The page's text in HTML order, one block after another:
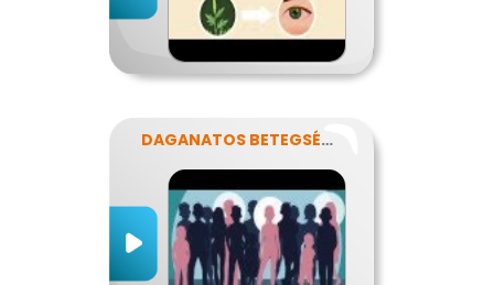
DAGANATOS BETEGSÉGEK